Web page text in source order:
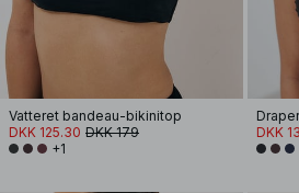
Vatteret bandeau-bikinitop
DKK 125.30 DKK 179
+1
DKK